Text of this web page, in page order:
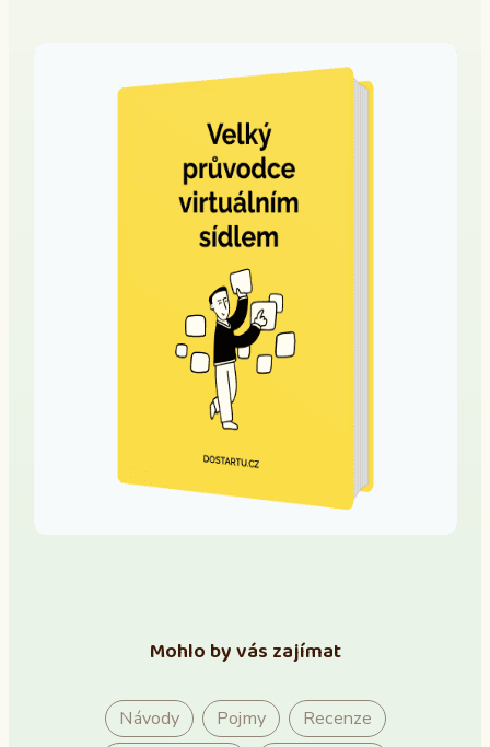
Mohlo by vás zajímat
Návody Pojmy
Recenze